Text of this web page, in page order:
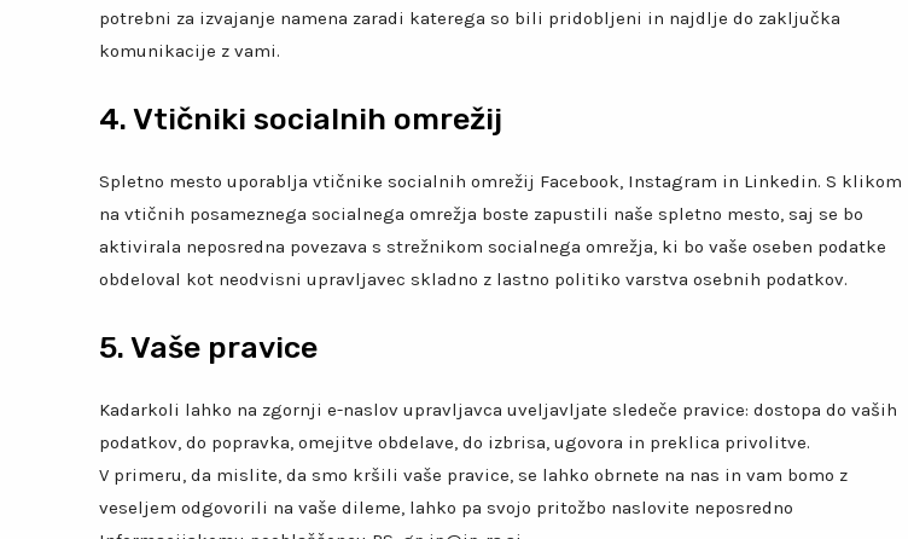
potrebni za izvajanje namena zaradi katerega so bili pridobljeni in najdlje do zaključka
komunikacije z vami.
4. Vtičniki socialnih omrežij
Spletno mesto uporablja vtičnike socialnih omrežij Facebook, Instagram in Linkedin. S klikom
na vtičnih posameznega socialnega omrežja boste zapustili naše spletno mesto, saj se bo
aktivirala neposredna povezava s strežnikom socialnega omrežja, ki bo vaše oseben podatke
obdeloval kot neodvisni upravljavec skladno z lastno politiko varstva osebnih podatkov.
5. Vaše pravice
Kadarkoli lahko na zgornji e-naslov upravljavca uveljavljate sledeče pravice: dostopa do vaših
podatkov, do popravka, omejitve obdelave, do izbrisa, ugovora in preklica privolitve.
V primeru, da mislite, da smo kršili vaše pravice, se lahko obrnete na nas in vam bomo z
veseljem odgovorili na vaše dileme, lahko pa svojo pritožbo naslovite neposredno